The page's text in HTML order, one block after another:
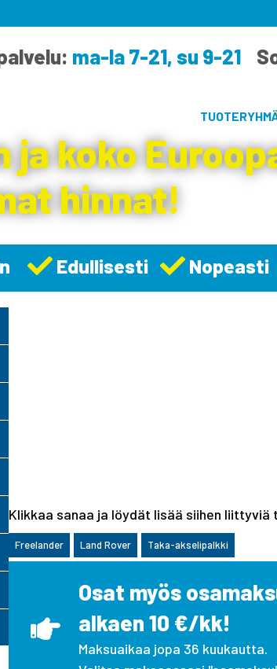
ma-la 7-21, su 9-21
ja koko
hinnat!
Edullisesti Nopeasti
Klikkaa sanaa ja löydät lisää siihen
Freelander Land Rover Taka-akselipalkki
Osat myös
alkaen 10 €/kk!
Maksuaikaa jopa 36 kuukautta.